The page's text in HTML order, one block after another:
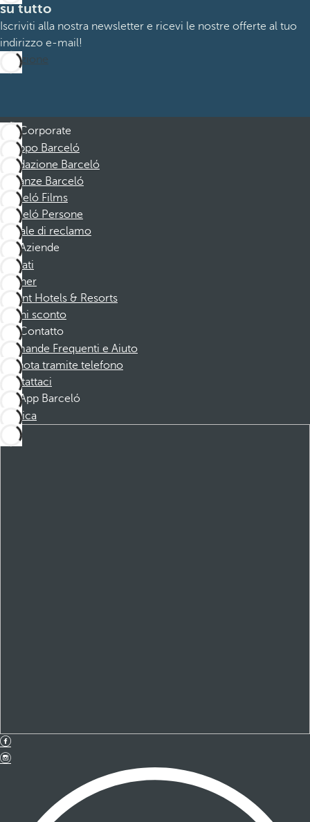
su tutto
Iscriviti alla nostra newsletter e ricevi le nostre offerte al tuo
indirizzo e-mail!
Iscrizione
Corporate
Gruppo Barceló
Fondazione Barceló
Vacanze Barceló
Barceló Films
Barceló Persone
Canale di reclamo
Aziende
Affiliati
Partner
Dorint Hotels & Resorts
Buoni sconto
Contatto
Domande Frequenti e Aiuto
Prenota tramite telefono
Contattaci
App Barceló
Scarica